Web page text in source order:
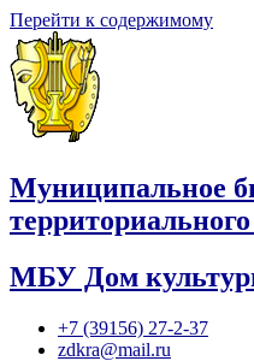
Перейти к содержимому
Муниципальное
МБУ Дом
+7 (39156) 27-2-37
zdkra@mail.ru